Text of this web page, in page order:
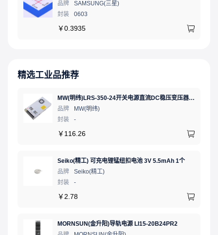
品牌
SAMSUNG(三星)
封装
0603
￥0.3935
精选工业品推荐
MW(明纬)LRS-350-24开关电源直流DC稳压变压器监控24V 14.6A
品牌
MW(明纬)
封装
-
￥ 116.26
Seiko(精工) 可充电锂锰纽扣电池 3V 5.5mAh 1个
品牌
Seiko(精工)
封装
-
￥ 2.78
MORNSUN(金升阳)导轨电源 LI15-20B24PR2